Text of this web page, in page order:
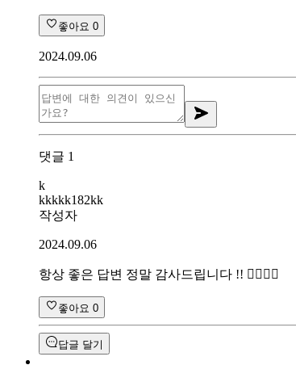
좋아요 0
2024.09.06
댓글 1
k
kkkkk182kk
작성자
2024.09.06
항상 좋은 답변 정말 감사드립니다 !! 🙇‍♂️🙇‍♂️
좋아요 0
답글 달기